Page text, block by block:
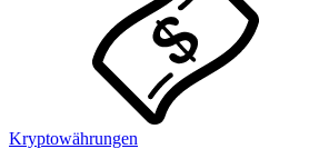
Kryptowährungen